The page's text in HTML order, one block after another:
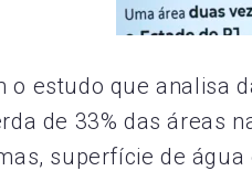
o estudo que analisa
de 33% das áreas
superfície de